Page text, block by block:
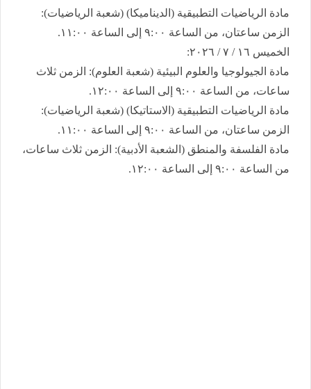
​مادة الرياضيات التطبيقية (الديناميكا) (شعبة الرياضيات):
الزمن ساعتان، من الساعة ٩:٠٠ إلى الساعة ١١:٠٠.
​الخميس ١٦ / ٧ / ٢٠٢٦:
​مادة الجيولوجيا والعلوم البيئية (شعبة العلوم): الزمن ثلاث
ساعات، من الساعة ٩:٠٠ إلى الساعة ١٢:٠٠.
​مادة الرياضيات التطبيقية (الاستاتيكا) (شعبة الرياضيات):
الزمن ساعتان، من الساعة ٩:٠٠ إلى الساعة ١١:٠٠.
​مادة الفلسفة والمنطق (الشعبة الأدبية): الزمن ثلاث ساعات،
من الساعة ٩:٠٠ إلى الساعة ١٢:٠٠.